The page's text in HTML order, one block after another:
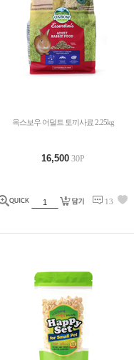
옥스보우 어덜트 토끼사료 2.25kg
16,500 30P
13